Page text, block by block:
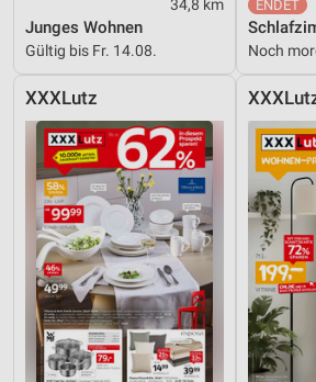
34,8 km
Junges Wohnen
Gültig bis Fr. 14.08. Noch
XXXLutz